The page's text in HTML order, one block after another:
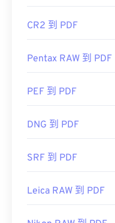
CR2 到 PDF
Pentax RAW 到 PDF
PEF 到 PDF
DNG 到 PDF
SRF 到 PDF
Leica RAW 到 PDF